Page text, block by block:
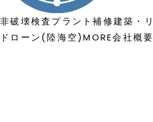
非破壊検査プラント補修建築・
ドローン(陸海空)MORE会社概要